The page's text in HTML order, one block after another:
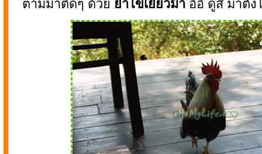
ตามมาติดๆ ด้วย ยำไข่เยี่ยวม้าอิอิ ดูสิ มาตั้ง